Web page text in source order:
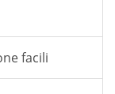
facili